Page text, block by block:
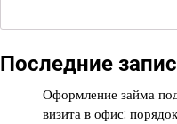
Последние
Оформление займа
визита в офис: